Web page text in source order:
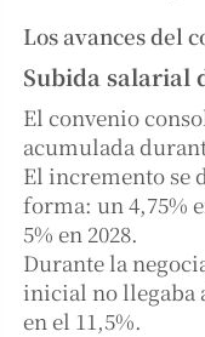
Los avances del
Subida salarial
El convenio
acumulada
El incremento se
forma: un 4,75%
5% en 2028.
Durante la
inicial no llegaba
en el 11,5%.